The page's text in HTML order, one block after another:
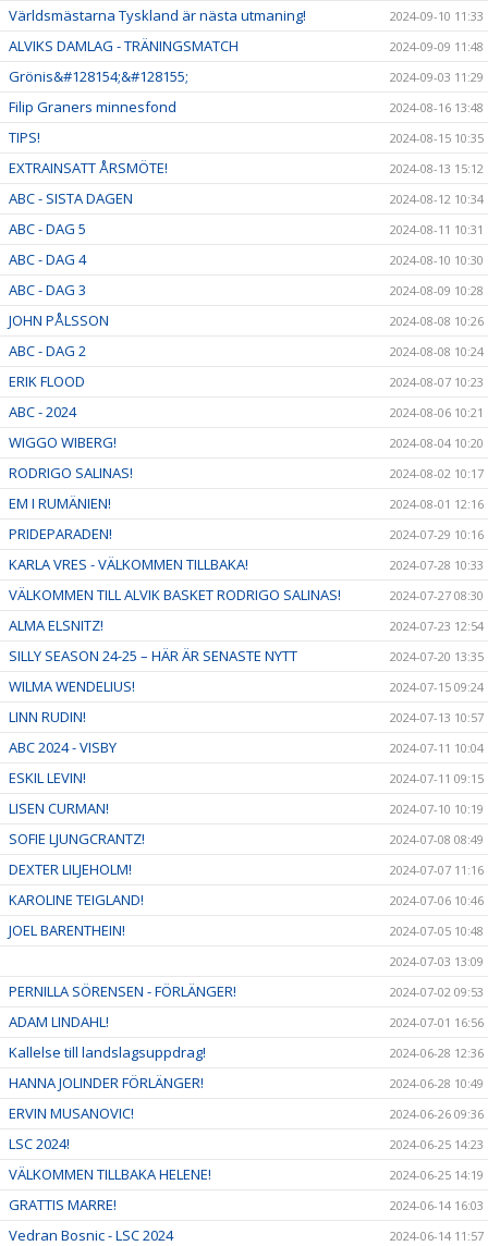
Världsmästarna Tyskland är nästa utmaning! 2024-09-10 11:33
ALVIKS DAMLAG - TRÄNINGSMATCH 2024-09-09 11:48
Grönis&#128154;&#128155; 2024-09-03 11:29
Filip Graners minnesfond 2024-08-16 13:48
TIPS! 2024-08-15 10:35
EXTRAINSATT ÅRSMÖTE! 2024-08-13 15:12
ABC - SISTA DAGEN 2024-08-12 10:34
ABC - DAG 5 2024-08-11 10:31
ABC - DAG 4 2024-08-10 10:30
ABC - DAG 3 2024-08-09 10:28
JOHN PÅLSSON 2024-08-08 10:26
ABC - DAG 2 2024-08-08 10:24
ERIK FLOOD 2024-08-07 10:23
ABC - 2024 2024-08-06 10:21
WIGGO WIBERG! 2024-08-04 10:20
RODRIGO SALINAS! 2024-08-02 10:17
EM I RUMÄNIEN! 2024-08-01 12:16
PRIDEPARADEN! 2024-07-29 10:16
KARLA VRES - VÄLKOMMEN TILLBAKA! 2024-07-28 10:33
VÄLKOMMEN TILL ALVIK BASKET RODRIGO SALINAS! 2024-07-27 08:30
ALMA ELSNITZ! 2024-07-23 12:54
SILLY SEASON 24-25 – HÄR ÄR SENASTE NYTT 2024-07-20 13:35
WILMA WENDELIUS! 2024-07-15 09:24
LINN RUDIN! 2024-07-13 10:57
ABC 2024 - VISBY 2024-07-11 10:04
ESKIL LEVIN! 2024-07-11 09:15
LISEN CURMAN! 2024-07-10 10:19
SOFIE LJUNGCRANTZ! 2024-07-08 08:49
DEXTER LILJEHOLM! 2024-07-07 11:16
KAROLINE TEIGLAND! 2024-07-06 10:46
JOEL BARENTHEIN!
2024-07-05 10:48
2024-07-03 13:09
PERNILLA SÖRENSEN - FÖRLÄNGER! 2024-07-02 09:53
ADAM LINDAHL! 2024-07-01 16:56
Kallelse till landslagsuppdrag! 2024-06-28 12:36
HANNA JOLINDER FÖRLÄNGER! 2024-06-28 10:49
ERVIN MUSANOVIC! 2024-06-26 09:36
LSC 2024! 2024-06-25 14:23
VÄLKOMMEN TILLBAKA HELENE! 2024-06-25 14:19
GRATTIS MARRE! 2024-06-14 16:03
Vedran Bosnic - LSC 2024 2024-06-14 11:57